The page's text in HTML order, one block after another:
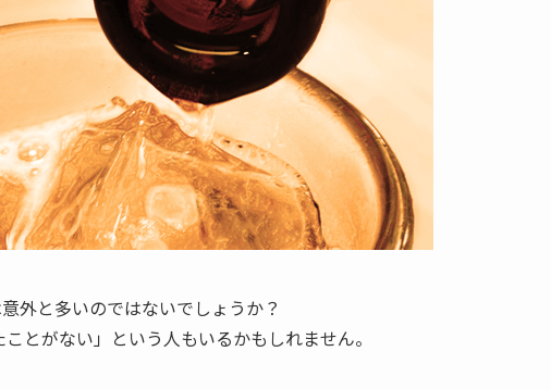
外と多いのではないでしょうか？
とがない」という人もいるかもしれません。